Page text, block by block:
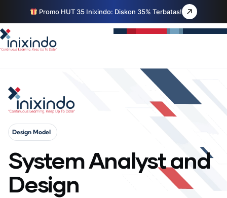
Promo HUT 35 Inixindo: Diskon 35% Terbatas!
Design Model
System Analyst and
Design